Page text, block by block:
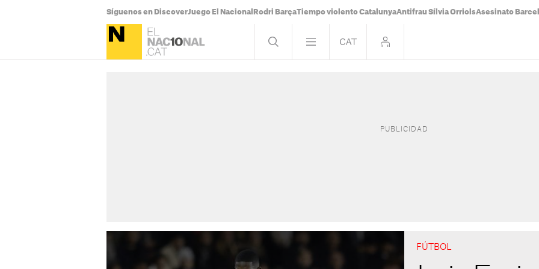
Síguenos en DiscoverJuego El Nacional Rodri BarçaTiempo violento CatalunyaAntifrau Sílvia OrriolsAsesinato
FÚTBOL